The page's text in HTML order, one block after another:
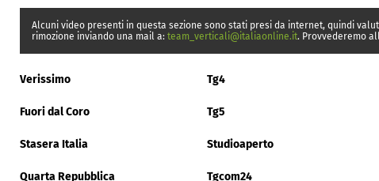
Alcuni video presenti in questa sezione sono stati presi da internet, quindi
rimozione inviando una mail a: team_verticali@italiaonline.it. Provvederemo
Verissimo Tg4
Fuori dal Coro Tg5
Stasera Italia Studioaperto
Quarta Repubblica Tgcom24